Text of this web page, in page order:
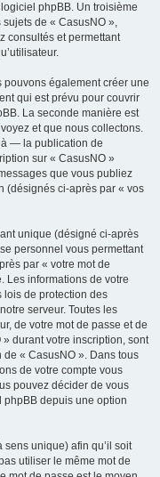
phpBB. Un troisième
de « CasusNO »,
consultés et permettant
pouvons également créer une
qui est prévu pour couvrir
La seconde manière est
et que nous collectons.
— la publication de
sur « CasusNO »
que vous publiez
(désignés ci-après par « vos
unique (désigné ci-après
personnel vous permettant
par « votre mot de
Les informations de votre
lois de protection des
serveur. Toutes les
de votre mot de passe et de
durant votre inscription, sont
« CasusNO ». Dans tous
de votre compte vous
pouvez décider de vous
depuis une option
sens unique) afin qu’il soit
utiliser le même mot de